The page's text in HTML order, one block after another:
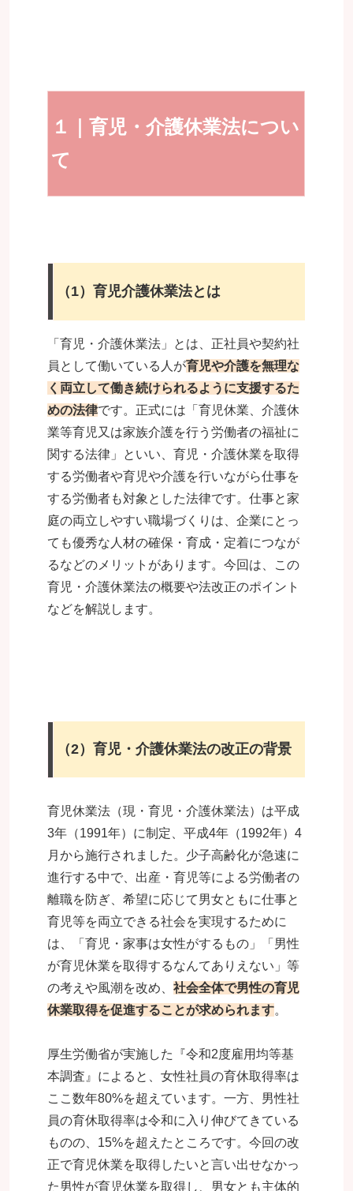
１｜育児・介護休業法につい
て
（1）育児介護休業法とは
「育児・介護休業法」とは、正社員や契約社
員として働いている人が育児や介護を無理な
く両立して働き続けられるように支援するた
めの法律です。正式には「育児休業、介護休
業等育児又は家族介護を行う労働者の福祉に
関する法律」といい、育児・介護休業を取得
する労働者や育児や介護を行いながら仕事を
する労働者も対象とした法律です。仕事と家
庭の両立しやすい職場づくりは、企業にとっ
ても優秀な人材の確保・育成・定着につなが
るなどのメリットがあります。今回は、この
育児・介護休業法の概要や法改正のポイント
などを解説します。
（2）育児・介護休業法の改正の背景
育児休業法（現・育児・介護休業法）は平成
3年（1991年）に制定、平成4年（1992年）4
月から施行されました。少子高齢化が急速に
進行する中で、出産・育児等による労働者の
離職を防ぎ、希望に応じて男女ともに仕事と
育児等を両立できる社会を実現するために
は、「育児・家事は女性がするもの」「男性
が育児休業を取得するなんてありえない」等
の考えや風潮を改め、社会全体で男性の育児
休業取得を促進することが求められます。
厚生労働省が実施した『令和2度雇用均等基
本調査』によると、女性社員の育休取得率は
ここ数年80%を超えています。一方、男性社
員の育休取得率は令和に入り伸びてきている
ものの、15%を超えたところです。今回の改
正で育児休業を取得したいと言い出せなかっ
た男性が育児休業を取得し、男女とも主体的